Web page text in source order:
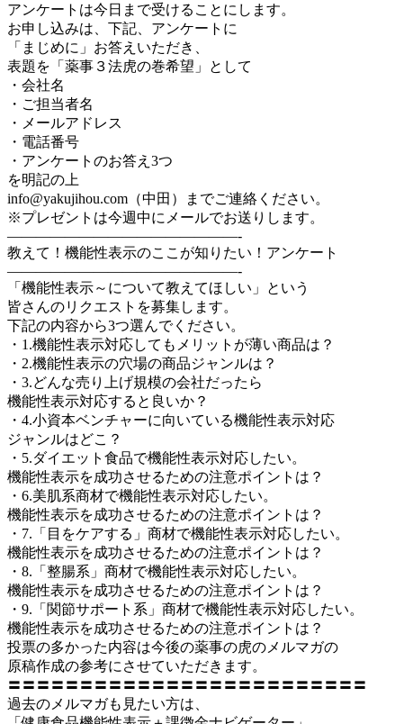
アンケートは今日まで受けることにします。
お申し込みは、下記、アンケートに
「まじめに」お答えいただき、
表題を「薬事３法虎の巻希望」として
・会社名
・ご担当者名
・メールアドレス
・電話番号
・アンケートのお答え3つ
を明記の上
info@yakujihou.com（中田）までご連絡ください。
※プレゼントは今週中にメールでお送りします。
————————————————-
教えて！機能性表示のここが知りたい！アンケート
————————————————-
「機能性表示～について教えてほしい」という
皆さんのリクエストを募集します。
下記の内容から3つ選んでください。
・1.機能性表示対応してもメリットが薄い商品は？
・2.機能性表示の穴場の商品ジャンルは？
・3.どんな売り上げ規模の会社だったら
機能性表示対応すると良いか？
・4.小資本ベンチャーに向いている機能性表示対応
ジャンルはどこ？
・5.ダイエット食品で機能性表示対応したい。
機能性表示を成功させるための注意ポイントは？
・6.美肌系商材で機能性表示対応したい。
機能性表示を成功させるための注意ポイントは？
・7.「目をケアする」商材で機能性表示対応したい。
機能性表示を成功させるための注意ポイントは？
・8.「整腸系」商材で機能性表示対応したい。
機能性表示を成功させるための注意ポイントは？
・9.「関節サポート系」商材で機能性表示対応したい。
機能性表示を成功させるための注意ポイントは？
投票の多かった内容は今後の薬事の虎のメルマガの
原稿作成の参考にさせていただきます。
〓〓〓〓〓〓〓〓〓〓〓〓〓〓〓〓〓〓〓〓〓〓〓〓〓
過去のメルマガも見たい方は、